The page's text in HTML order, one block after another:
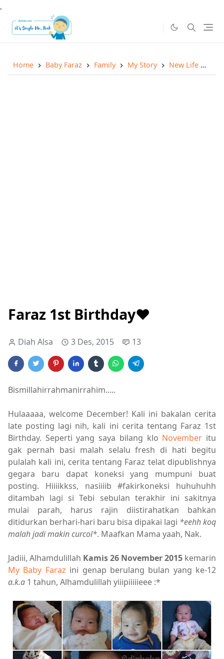
,
Home Baby Faraz Family My Story New Life
Faraz 1st Birthday♥
Diah Alsa 3 Des, 2015 13
Bismillahirrahmanirrahim.....
Hulaaaaa, welcome December! Kali ini bakalan cerita
late posting lagi nih, kali ini cerita tentang Faraz 1st
Birthday. Seperti yang saya bilang klo November itu
gak pernah basi malah selalu fresh di hati begitu
pulalah kali ini, cerita tentang Faraz telat dipublishnya
gegara baru dapat koneksi yang mumpuni buat
posting. Hiiiikkss, nasiiiib #fakirkoneksi huhuhuhh
ditambah lagi si Tebi sebulan terakhir ini sakitnya
mulai parah, harus rajin diistirahatkan bahkan
ditidurkan berhari-hari baru bisa dipakai lagi *eehh koq
malah jadi makin curcol*. Maafkan Mama yaah, Nak.
Jadiii, Alhamdulillah Kamis 26 November 2015 kemarin
My Baby Faraz ini genap berulang bulan yang ke-12
a.k.a 1 tahun, Alhamdulillah yiiipiiiiieee :*